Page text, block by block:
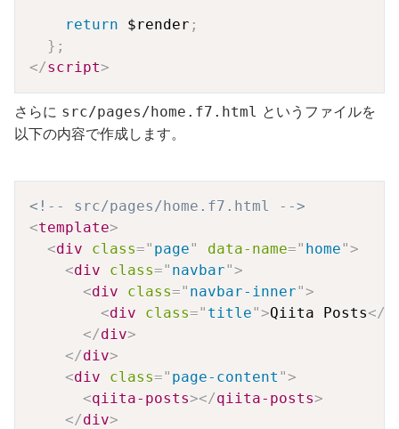
return $render ;
} ;
</script>
さらに src/pages/home.f7.html というファイルを
以下の内容で作成します。
<!-- src/pages/home.f7.html -->
<template>
<div class=" page" data-name=" home">
<div class=" navbar">
<div class=" navbar-inner">
<div class=" title">Qiita Posts</
</div>
</div>
<div class=" page-content ">
<qiita-posts></qiita-posts>
</div>